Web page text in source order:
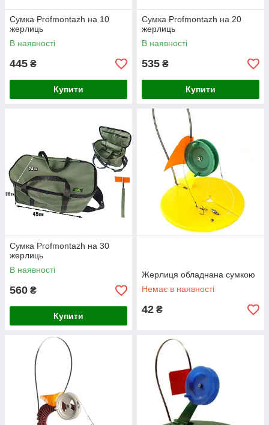
Сумка Profmontazh на 10
жерлиць
В наявності
445 ₴
Купити
Сумка Profmontazh на 20
жерлиць
В наявності
535 ₴
Купити
Сумка Profmontazh на 30
жерлиць
В наявності
560 ₴
Купити
Жерлиця обладнана сумкою
Немає в наявності
42 ₴